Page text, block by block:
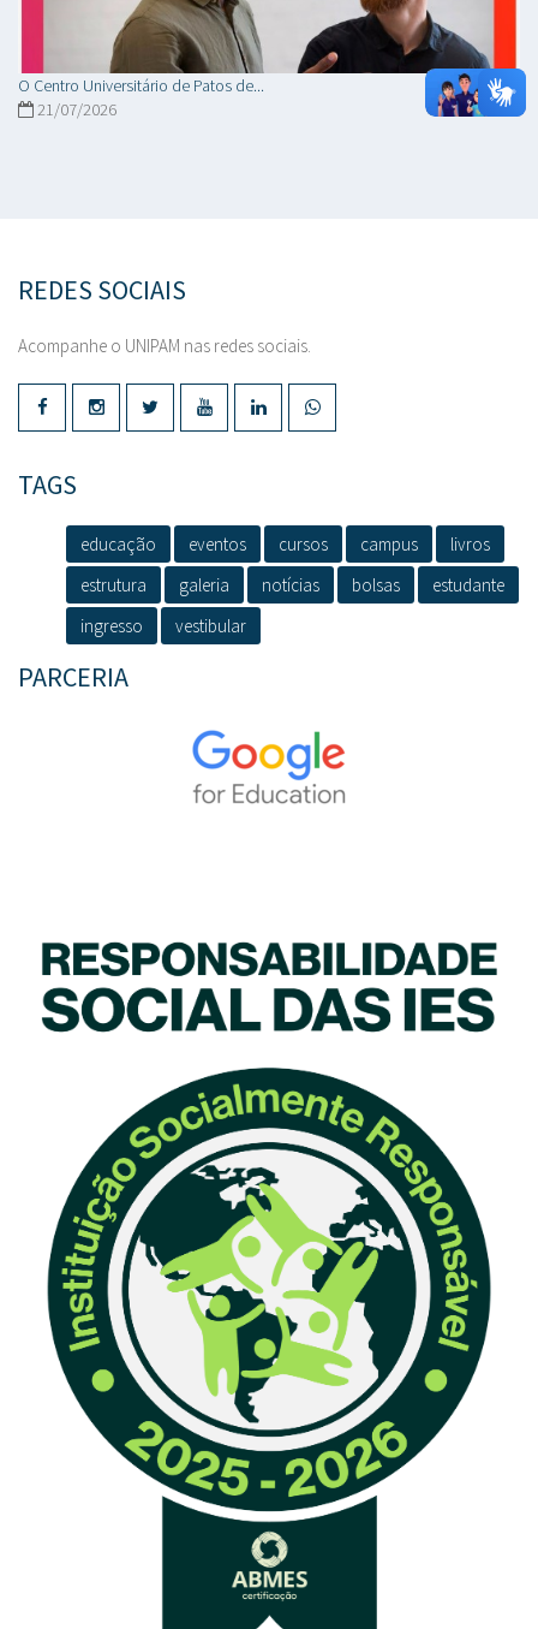
O Centro Universitário de Patos de...
21/07/2026
REDES SOCIAIS
Acompanhe o UNIPAM nas redes sociais.
TAGS
educação eventos cursos campus
livros
estrutura
galeria notícias bolsas
estudante
ingresso
vestibular
PARCERIA